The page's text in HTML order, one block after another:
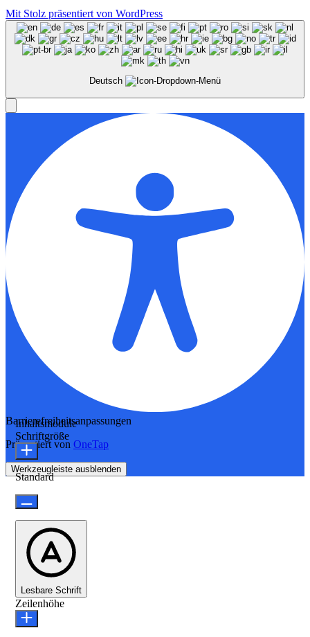
Mit Stolz präsentiert von WordPress
Deutsch
Barrierefreiheitsanpassungen
Präsentiert von OneTap
Werkzeugleiste ausblenden
Inhaltsmodule
Schriftgröße
Standard
Lesbare Schrift
Zeilenhöhe